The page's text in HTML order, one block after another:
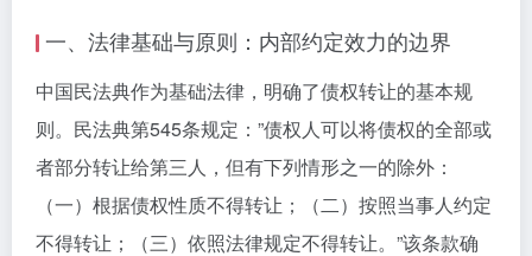
一、法律基础与原则：内部约定效力的边界
中国民法典作为基础法律，明确了债权转让的基本规
则。民法典第545条规定：”债权人可以将债权的全部或
者部分转让给第三人，但有下列情形之一的除外：
（一）根据债权性质不得转让；（二）按照当事人约定
不得转让；（三）依照法律规定不得转让。”该条款确